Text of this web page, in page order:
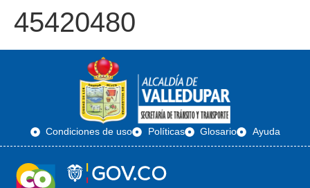
45420480
Condiciones de uso Políticas Glosario Ayuda